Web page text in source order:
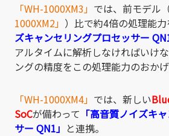
「WH-1000XM3」 では、前モデル
1000XM2」 ）比で約4倍の処理能力
ズキャンセリングプロセッサー QN1
アルタイムに解析しなければいけ
ングの精度をこの処理能力のおか
「WH-1000XM4」 では、新しい
SoCが備わって 「高音質ノイズキ
サー QN1」 と連携。